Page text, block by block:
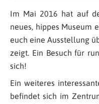
Im Mai 2016 hat auf
neues, hippes Museum
euch eine Ausstellung
zeigt. Ein Besuch für
sich!
Ein weiteres
befindet sich im